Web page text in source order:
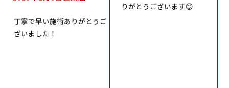
丁寧で早い施術ありがとうご
ざいました！
りがとうございます😊